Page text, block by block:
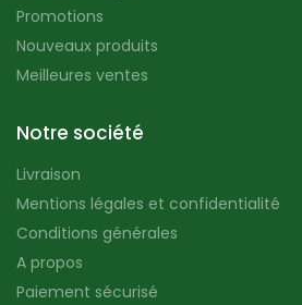
Promotions
Nouveaux produits
Meilleures ventes
Notre société
Livraison
Mentions légales et confidentialité
Conditions générales
A propos
Paiement sécurisé